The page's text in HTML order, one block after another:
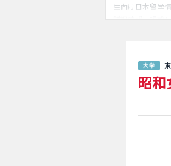
生向け日本留学
詳細情報も掲載
昭和